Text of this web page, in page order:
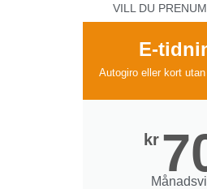
VILL DU
E-
Autogiro eller kort
kr